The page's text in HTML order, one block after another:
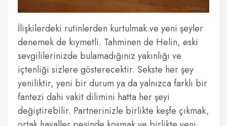
İlişkilerdeki rutinlerden kurtulmak ve yeni şeyler
denemek de kıymetli. Tahminen de Helin, eski
sevgililerinizde bulamadığınız yakınlığı ve
içtenliği sizlere gösterecektir. Sekste her şey
yeniliktir, yeni bir durum ya da yalnızca farklı bir
fantezi dahi vakit dilimini hatta her şeyi
değiştirebilir. Partnerinizle birlikte keşfe çıkmak,